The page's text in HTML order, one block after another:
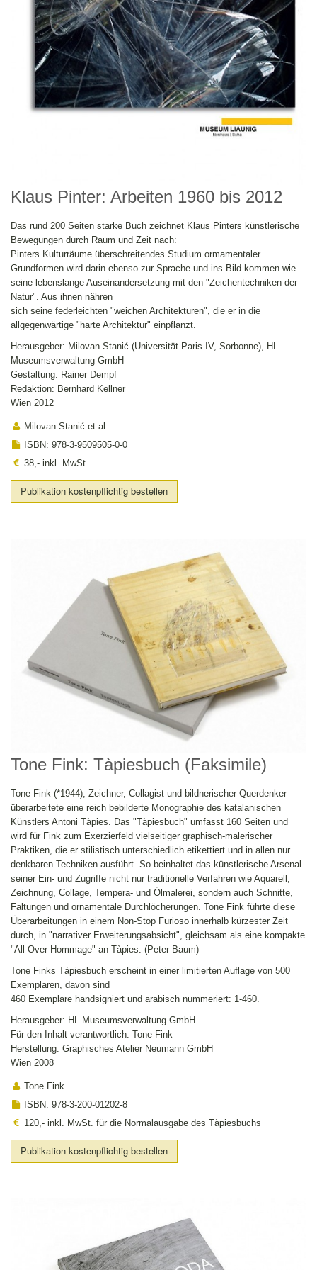
Klaus Pinter: Arbeiten 1960 bis 2012
Das rund 200 Seiten starke Buch zeichnet Klaus Pinters künstlerische
Bewegungen durch Raum und Zeit nach:
Pinters Kulturräume überschreitendes Studium ormamentaler
Grundformen wird darin ebenso zur Sprache und ins Bild kommen wie
seine lebenslange Auseinandersetzung mit den "Zeichentechniken der
Natur". Aus ihnen nähren
sich seine federleichten "weichen Architekturen", die er in die
allgegenwärtige "harte Architektur" einpflanzt.
Herausgeber: Milovan Stanić (Universität Paris IV, Sorbonne), HL
Museumsverwaltung GmbH
Gestaltung: Rainer Dempf
Redaktion: Bernhard Kellner
Wien 2012
Milovan Stanić et al.
ISBN: 978-3-9509505-0-0
38,- inkl. MwSt.
Publikation kostenpflichtig bestellen
Tone Fink: Tàpiesbuch (Faksimile)
Tone Fink (*1944), Zeichner, Collagist und bildnerischer Querdenker
überarbeitete eine reich bebilderte Monographie des katalanischen
Künstlers Antoni Tàpies. Das "Tàpiesbuch" umfasst 160 Seiten und
wird für Fink zum Exerzierfeld vielseitiger graphisch-malerischer
Praktiken, die er stilistisch unterschiedlich etikettiert und in allen nur
denkbaren Techniken ausführt. So beinhaltet das künstlerische Arsenal
seiner Ein- und Zugriffe nicht nur traditionelle Verfahren wie Aquarell,
Zeichnung, Collage, Tempera- und Ölmalerei, sondern auch Schnitte,
Faltungen und ornamentale Durchlöcherungen. Tone Fink führte diese
Überarbeitungen in einem Non-Stop Furioso innerhalb kürzester Zeit
durch, in "narrativer Erweiterungsabsicht", gleichsam als eine kompakte
"All Over Hommage" an Tàpies. (Peter Baum)
Tone Finks Tàpiesbuch erscheint in einer limitierten Auflage von 500
Exemplaren, davon sind
460 Exemplare handsigniert und arabisch nummeriert: 1-460.
Herausgeber: HL Museumsverwaltung GmbH
Für den Inhalt verantwortlich: Tone Fink
Herstellung: Graphisches Atelier Neumann GmbH
Wien 2008
Tone Fink
ISBN: 978-3-200-01202-8
120,- inkl. MwSt. für die Normalausgabe des Tàpiesbuchs
Publikation kostenpflichtig bestellen